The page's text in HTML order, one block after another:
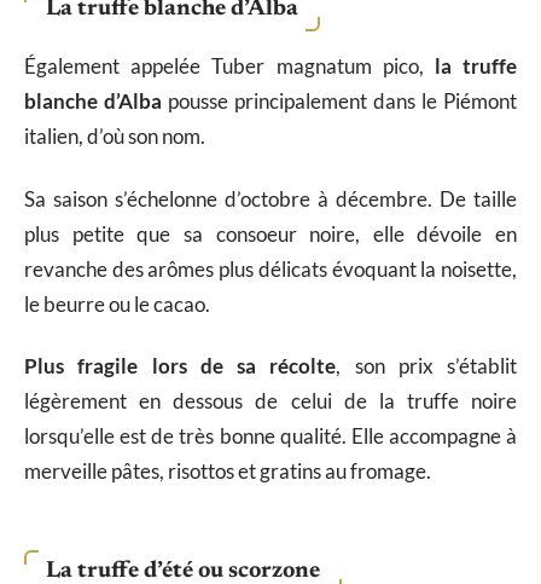
La truffe blanche d’Alba
Également appelée Tuber magnatum pico, la truffe
blanche d’Alba pousse principalement dans le Piémont
italien, d’où son nom.
Sa saison s’échelonne d’octobre à décembre. De taille
plus petite que sa consoeur noire, elle dévoile en
revanche des arômes plus délicats évoquant la noisette,
le beurre ou le cacao.
Plus fragile lors de sa récolte, son prix s’établit
légèrement en dessous de celui de la truffe noire
lorsqu’elle est de très bonne qualité. Elle accompagne à
merveille pâtes, risottos et gratins au fromage.
La truffe d’été ou scorzone